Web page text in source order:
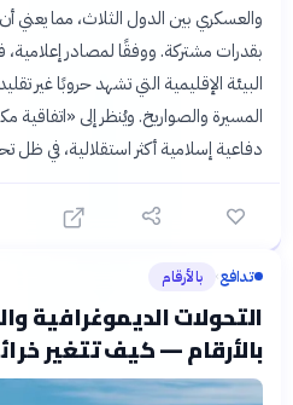
والعسكري بين الدول الثلاث، مما يعني
بقدرات مشتركة. ووفقًا لمصادر
البيئة الإقليمية التي تشهد حروبًا غير
المسيرة والصواريخ. ويُنظر إلى
دفاعية إسلامية أكثر استقلالية، في ظل
تدافع› بالأرقام
التحولات الديموغرافية
بالأرقام — كيف تتغير